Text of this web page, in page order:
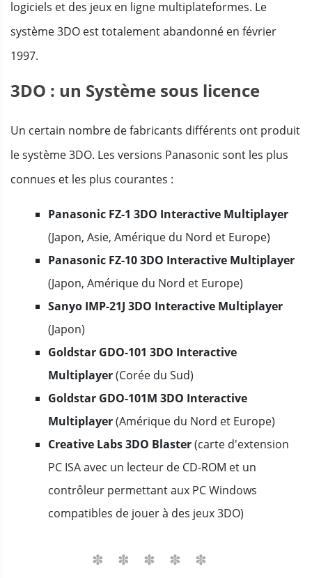
logiciels et des jeux en ligne multiplateformes. Le
système 3DO est totalement abandonné en février
1997.
3DO : un Système sous licence
Un certain nombre de fabricants différents ont produit
le système 3DO. Les versions Panasonic sont les plus
connues et les plus courantes :
Panasonic FZ-1 3DO Interactive Multiplayer
(Japon, Asie, Amérique du Nord et Europe)
Panasonic FZ-10 3DO Interactive Multiplayer
(Japon, Amérique du Nord et Europe)
Sanyo IMP-21J 3DO Interactive Multiplayer
(Japon)
Goldstar GDO-101 3DO Interactive
Multiplayer(Corée du Sud)
Goldstar GDO-101M 3DO Interactive
Multiplayer(Amérique du Nord et Europe)
Creative Labs 3DO Blaster(carte d'extension
PC ISA avec un lecteur de CD-ROM et un
contrôleur permettant aux PC Windows
compatibles de jouer à des jeux 3DO)